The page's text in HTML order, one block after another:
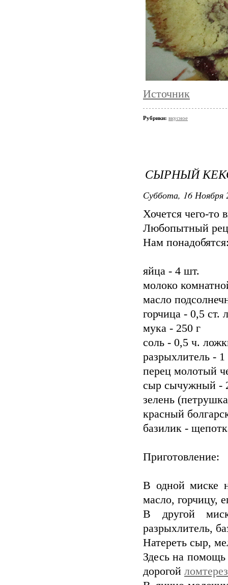
Источник
Рубрики: вкусное
СЫРНЫЙ
Суббота, 16 Ноября
Хочется чего-то
Любопытный
Нам
яйца - 4 шт.
молоко
масло
горчица - 0,5 ст.
мука - 250 г
соль - 0,5 ч.
разрыхлитель - 1
перец молотый
сыр сычужный -
зелень
красный
базилик -
Приготовление:
В одной миске
масло, горчицу,
В другой
разрыхлитель,
Натереть сыр,
Здесь на
дорогой